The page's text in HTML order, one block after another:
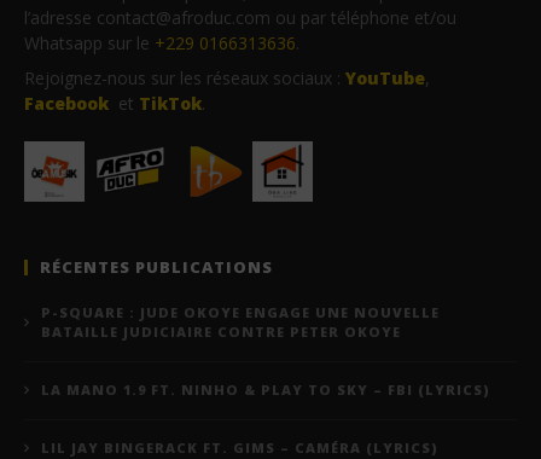
l’adresse contact@afroduc.com ou par téléphone et/ou
Whatsapp sur le +229 0166313636.
Rejoignez-nous sur les réseaux sociaux : YouTube,
Facebook et TikTok.
RÉCENTES PUBLICATIONS
P-SQUARE : JUDE OKOYE ENGAGE UNE NOUVELLE
BATAILLE JUDICIAIRE CONTRE PETER OKOYE
LA MANO 1.9 FT. NINHO & PLAY TO SKY – FBI (LYRICS)
LIL JAY BINGERACK FT. GIMS – CAMÉRA (LYRICS)